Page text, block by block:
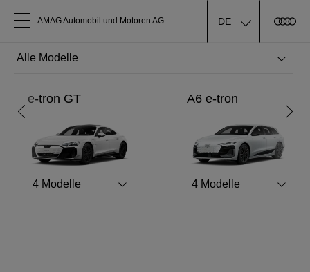
Alle Modelle
Über uns
Audi kaufen
Service & Reparatur
AMAG Automobil und Motoren AG DE
Jetzt zum Ferien-Check anmelden
Mehr erfahren
e-tron GT
4 Modelle
A6 e-tron
4 Modelle